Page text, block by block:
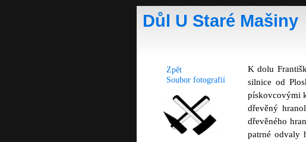
Důl U Staré Mašiny
K dolu
silnice od
pískovcovými
dřevěný
dřevěného
patrné odvaly
Zpět
Soubor fotografií